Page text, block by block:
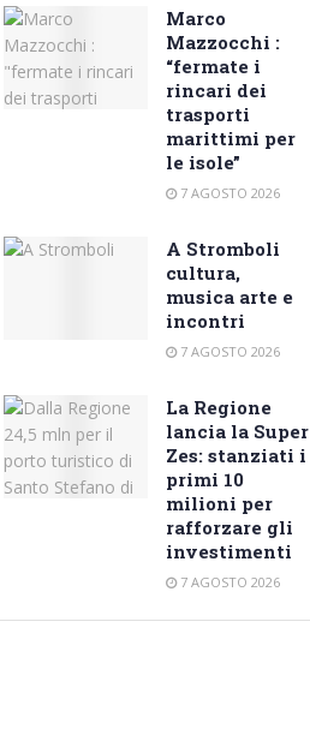
Marco
Mazzocchi :
“fermate i
rincari dei
trasporti
marittimi per
le isole”
7 AGOSTO 2026
A Stromboli
cultura,
musica arte e
incontri
7 AGOSTO 2026
La Regione
lancia la Super
Zes: stanziati i
primi 10
milioni per
rafforzare gli
investimenti
7 AGOSTO 2026